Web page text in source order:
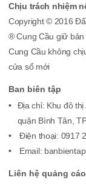
Chịu trách nhiệm
Copyright © 2016
® Cung Cầu giữ
Cung Cầu không
cửa sổ mới
Ban biên tập
Địa chỉ: Khu đô thị
quận Bình Tân,
Điện thoại: 0917
Email:
Liên hệ quảng cáo